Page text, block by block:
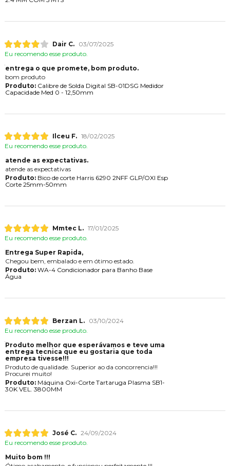
Dair C.
03/07/2025
Eu recomendo esse produto.
entrega o que promete, bom produto.
bom produto
Produto:Calibre de Solda Digital SB-01DSG Medidor
Capacidade Med 0 - 12,50mm
Ilceu F. 18/02/2025
Eu recomendo esse produto.
atende as expectativas.
atende as expectativas
Produto:Bico de corte Harris 6290 2NFF GLP/OXI Esp
Corte 25mm-50mm
Mmtec L. 17/01/2025
Eu recomendo esse produto.
Entrega Super Rapida,
Chegou bem, embalado e em ótimo estado.
Produto:WA-4 Condicionador para Banho Base
Água
Berzan L.
03/10/2024
Eu recomendo esse produto.
Produto melhor que esperávamos e teve uma
entrega tecnica que eu gostaria que toda
empresa tivesse!!!
Produto de qualidade. Superior ao da concorrencia!!!
Procurei muito!
Produto:Máquina Oxi-Corte Tartaruga Plasma SB1-
30K VEL. 3800MM
José C. 24/09/2024
Eu recomendo esse produto.
Muito bom !!!